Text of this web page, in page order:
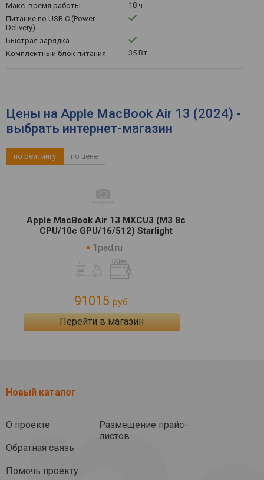
Макс. время работы
18 ч
Питание по USB C (Power
Delivery)
Быстрая зарядка
Комплектный блок питания
35 Вт
Цены на Apple MacBook Air 13 (2024) -
выбрать интернет-магазин
по рейтингу по цене
Apple MacBook Air 13 MXCU3 (M3 8c
CPU/10c GPU/16/512) Starlight
1pad.ru
91015 руб.
Перейти в магазин
Новый каталог
О проекте
Обратная связь
Помочь проекту
Размещение прайс-
листов